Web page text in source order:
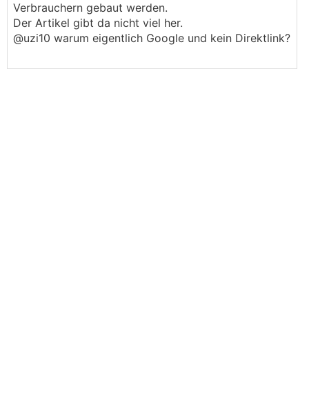
Verbrauchern gebaut werden.
Der Artikel gibt da nicht viel her.
@uzi10 warum eigentlich Google und kein Direktlink?